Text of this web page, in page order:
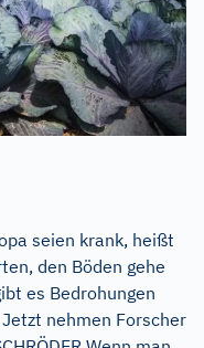
seien krank, heißt
den Böden gehe
es Bedrohungen
nehmen Forscher